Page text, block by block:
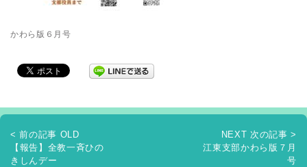
かわら版６月号
< 前の記事 OLD
【報告】全教一斉ひの
きしんデー
NEXT 次の記事 >
江東支部かわら版７月
号